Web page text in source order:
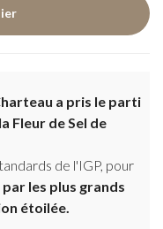
a pris le parti
Fleur de Sel de
de l'IGP, pour
les plus grands
étoilée.